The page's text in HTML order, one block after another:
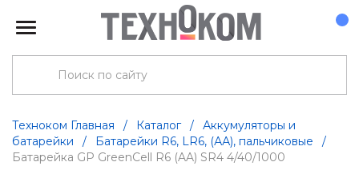
Техноком Главная / Каталог /
Аккумуляторы и
батарейки
/ Батарейки R6, LR6, (АА), пальчиковые
/
Батарейка GP GreenCell R6 (AA) SR4 4/40/1000